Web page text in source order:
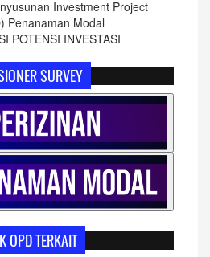
Investment Project
Penanaman Modal
POTENSI INVESTASI
SURVEY
OPD TERKAIT